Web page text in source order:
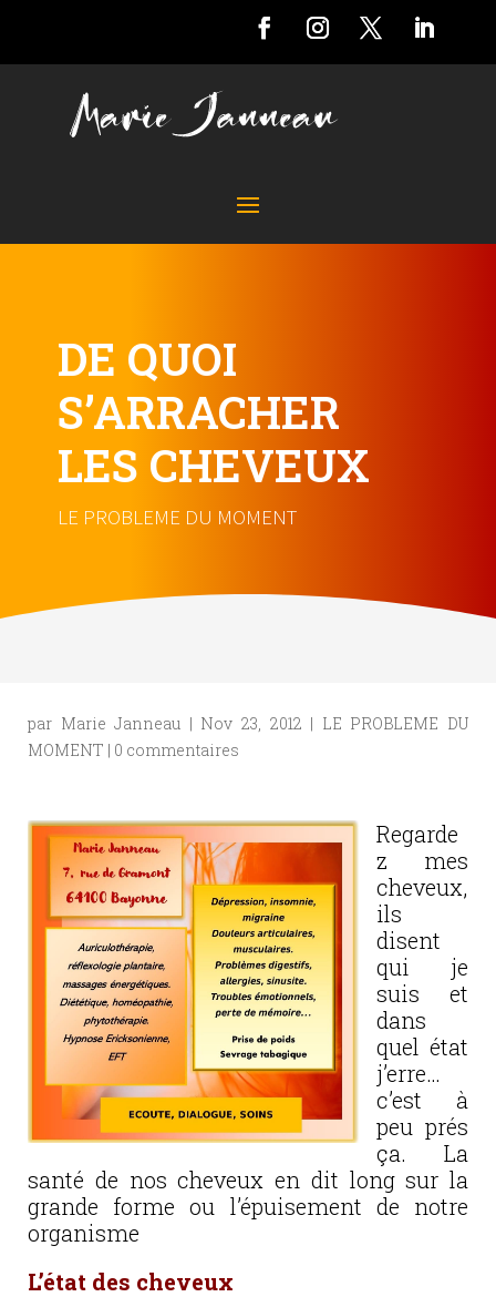
DE QUOI
S’ARRACHER
LES CHEVEUX
LE PROBLEME DU MOMENT
par Marie Janneau | Nov 23, 2012 | LE PROBLEME DU
MOMENT | 0 commentaires
Regarde
z mes
cheveux,
ils
disent
qui je
suis et
dans
quel état
j’erre…
c’est à
peu prés
ça. La
santé de nos cheveux en dit long sur la
grande forme ou l’épuisement de notre
organisme
L’état des cheveux